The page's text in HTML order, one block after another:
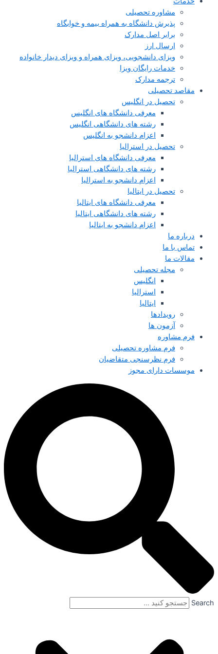
مشاوره تحصیلی
پذیرش دانشگاه به همراه بیمه و خوابگاه
برابر اصل مدارک
ارسال ارز
ویزای دانشجویی، ویزای همراه و ویزای دیدار خانواده
خدمات رایگان ویزا
ترجمه مدارک
مقاصد تحصیلی
تحصیل در انگلیس
معرفی دانشگاه های انگلیس
رشته های دانشگاهی انگلیس
اعزام دانشجو به انگلیس
تحصیل در استرالیا
معرفی دانشگاه های استرالیا
رشته های دانشگاهی استرالیا
اعزام دانشجو به استرالیا
تحصیل در ایتالیا
معرفی دانشگاه های ایتالیا
رشته های دانشگاهی ایتالیا
اعزام دانشجو به ایتالیا
درباره ما
تماس با ما
مقالات ما
مجله تحصیلی
انگلیس
استرالیا
ایتالیا
رویدادها
آزمون ها
فرم مشاوره
فرم مشاوره تحصیلی
فرم نظرسنجی متقاضیان
موسسات دارای مجوز
Search